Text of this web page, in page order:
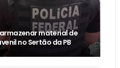
material de
no Sertão da PB